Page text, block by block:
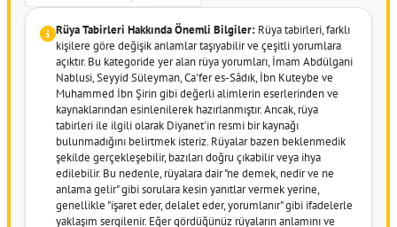
Rüya Tabirleri Hakkında Önemli Bilgiler: Rüya tabirleri, farklı
kişilere göre değişik anlamlar taşıyabilir ve çeşitli yorumlara
açıktır. Bu kategoride yer alan rüya yorumları, İmam Abdülgani
Nablusi, Seyyid Süleyman, Ca'fer es-Sâdık, İbn Kuteybe ve
Muhammed İbn Şirin gibi değerli alimlerin eserlerinden ve
kaynaklarından esinlenilerek hazırlanmıştır. Ancak, rüya
tabirleri ile ilgili olarak Diyanet'in resmi bir kaynağı
bulunmadığını belirtmek isteriz. Rüyalar bazen beklenmedik
şekilde gerçekleşebilir, bazıları doğru çıkabilir veya ihya
edilebilir. Bu nedenle, rüyalara dair "ne demek, nedir ve ne
anlama gelir" gibi sorulara kesin yanıtlar vermek yerine,
genellikle "işaret eder, delalet eder, yorumlanır" gibi ifadelerle
yaklaşım sergilenir. Eğer gördüğünüz rüyaların anlamını ve